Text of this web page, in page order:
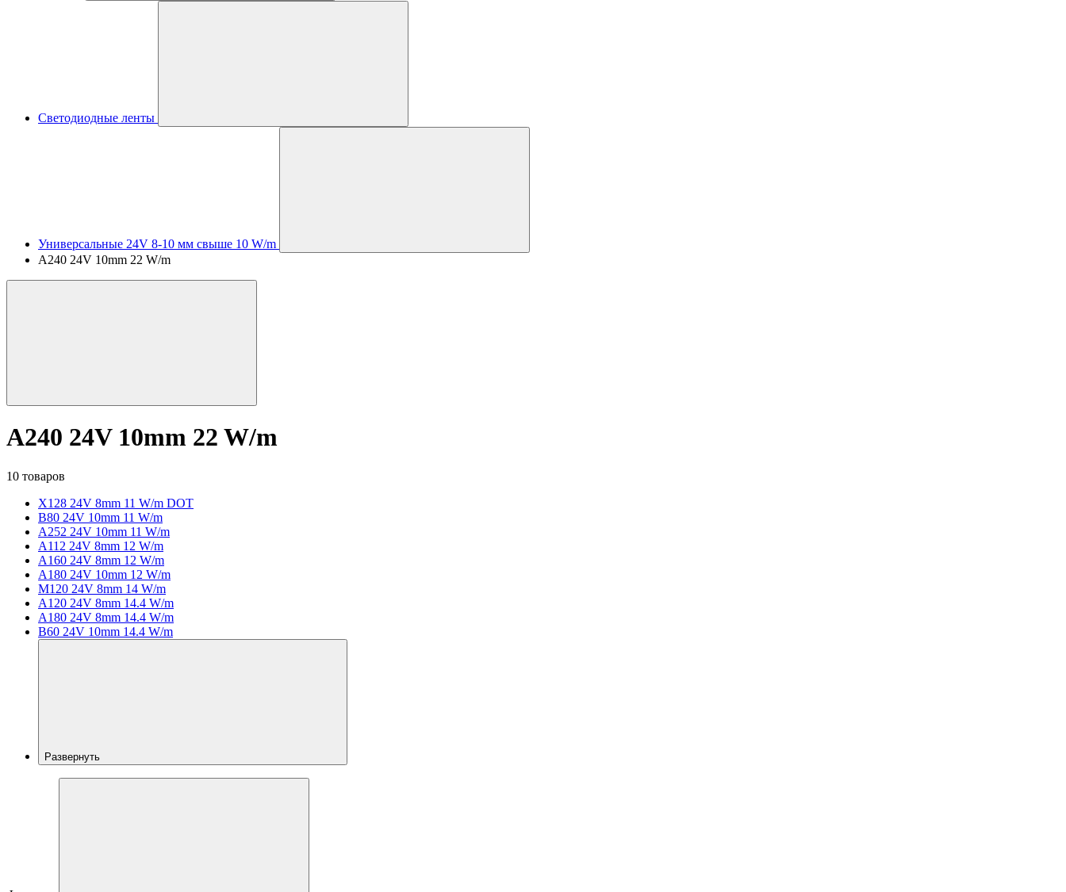
Светодиодные ленты
Универсальные 24V 8-10 мм свыше 10 W/m
A240 24V 10mm 22 W/m
A240 24V 10mm 22 W/m
10 товаров
X128 24V 8mm 11 W/m DOT
B80 24V 10mm 11 W/m
A252 24V 10mm 11 W/m
A112 24V 8mm 12 W/m
A160 24V 8mm 12 W/m
A180 24V 10mm 12 W/m
M120 24V 8mm 14 W/m
A120 24V 8mm 14.4 W/m
A180 24V 8mm 14.4 W/m
B60 24V 10mm 14.4 W/m
Развернуть